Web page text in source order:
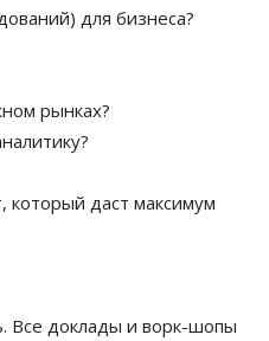
для бизнеса?
рынках?
который даст максимум
Все доклады и ворк-шопы